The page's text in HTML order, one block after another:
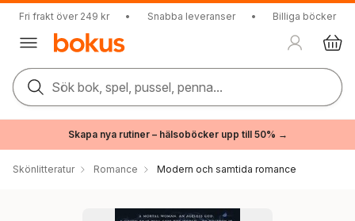
Fri frakt över 249 kr • Snabba leveranser • Billiga böcker
Sök bok, spel, pussel, penna...
Skapa nya rutiner – hälsoböcker upp till 50% →
Skönlitteratur Romance Modern och samtida romance